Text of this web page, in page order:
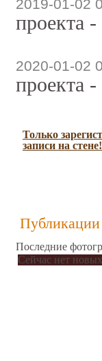
2019-01-02
проекта
2020-01-02
проекта
Только
записи на стене!
Публикации
Последние
Сейчас нет